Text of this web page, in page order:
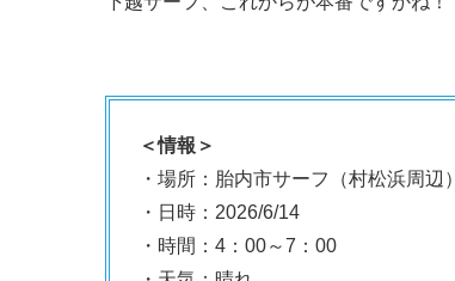
＜情報＞
・場所：胎内市サーフ（村松浜周辺）
・日時：2026/6/14
・時間：4：00～7：00